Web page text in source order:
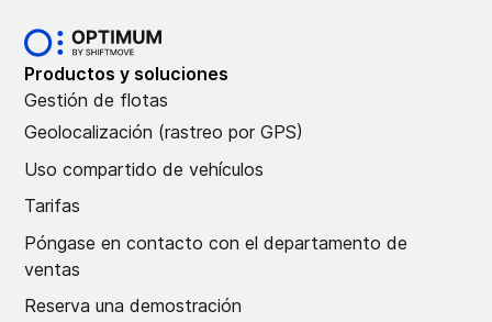
Productos y soluciones
Gestión de flotas
Geolocalización (rastreo por GPS)
Uso compartido de vehículos
Tarifas
Póngase en contacto con el departamento de
ventas
Reserva una demostración